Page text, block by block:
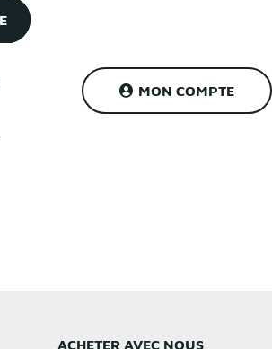
MON COMPTE
ACHETER AVEC NOUS